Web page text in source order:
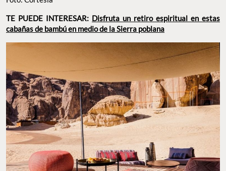
TE PUEDE INTERESAR: Disfruta un retiro espiritual en estas
cabañas de bambú en medio de la Sierra poblana